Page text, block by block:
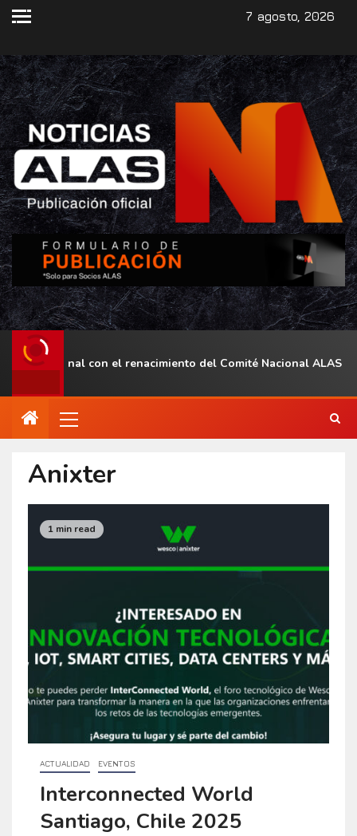
7 agosto, 2026
regional con el renacimiento del Comité Nacional ALAS
Anixter
1 min read
ACTUALIDAD EVENTOS
Interconnected World
Santiago, Chile 2025